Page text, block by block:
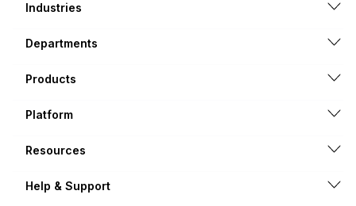
Industries
Departments
Products
Platform
Resources
Help & Support